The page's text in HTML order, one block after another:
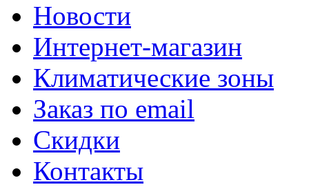
Новости
Интернет-магазин
Климатические зоны
Заказ по email
Скидки
Контакты